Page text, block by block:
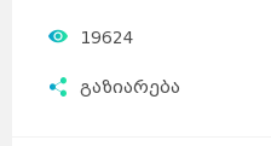
19624
გაზიარება